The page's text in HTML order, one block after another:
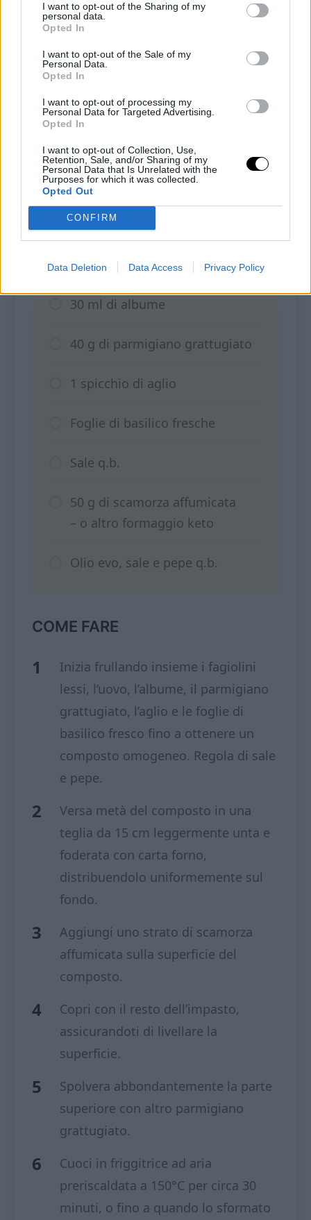
I want to opt-out of the Sharing of my
personal data.
Opted In
I want to opt-out of the Sale of my
Personal Data.
Opted In
I want to opt-out of processing my
Personal Data for Targeted Advertising.
Opted In
I want to opt-out of Collection, Use,
Retention, Sale, and/or Sharing of my
Personal Data that Is Unrelated with the
Purposes for which it was collected.
Opted Out
CONFIRM
Data Deletion Data Access Privacy Policy
30 minutes
45
ricetta è indispensabile per la riuscita della ricetta
stessa. Qualsiasi sostituzione (o omissione) che
risultato finale.
INGREDIENTI
300 g di fagiolini lessi
1 uovo
30 ml di albume
40 g di parmigiano grattugiato
1 spicchio di aglio
Foglie di basilico fresche
Sale q.b.
50 g di scamorza affumicata
– o altro formaggio keto
Olio evo, sale e pepe q.b.
COME FARE
Inizia frullando insieme i fagiolini
lessi, l’uovo, l’albume, il parmigiano
grattugiato, l’aglio e le foglie di
basilico fresco fino a ottenere un
composto omogeneo. Regola di sale
e pepe.
Versa metà del composto in una
teglia da 15 cm leggermente unta e
foderata con carta forno,
distribuendolo uniformemente sul
fondo.
Aggiungi uno strato di scamorza
affumicata sulla superficie del
composto.
Copri con il resto dell’impasto,
assicurandoti di livellare la
superficie.
Spolvera abbondantemente la parte
superiore con altro parmigiano
grattugiato.
Cuoci in friggitrice ad aria
preriscaldata a 150°C per circa 30
minuti, o fino a quando lo sformato